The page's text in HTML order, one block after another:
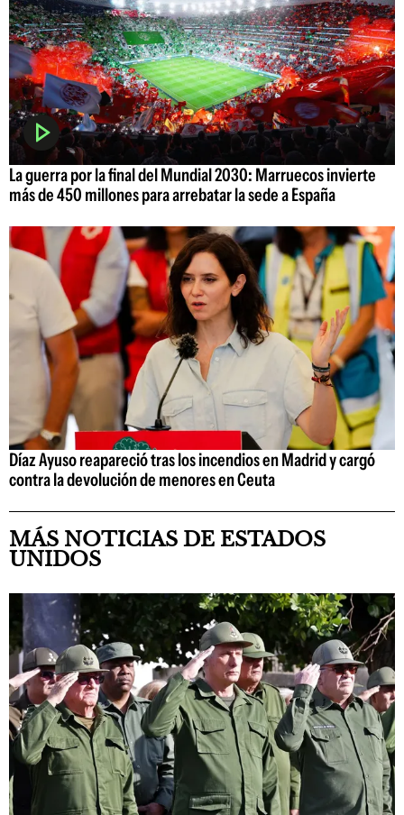
La guerra por la final del Mundial 2030: Marruecos invierte
más de 450 millones para arrebatar la sede a España
Díaz Ayuso reapareció tras los incendios en Madrid y cargó
contra la devolución de menores en Ceuta
MÁS NOTICIAS DE ESTADOS
UNIDOS